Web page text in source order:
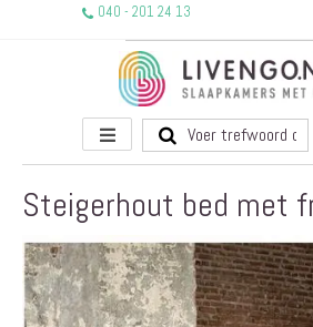
040 - 201 24 13
Toggle
Nav
Steigerhout bed met
Ga
naar
het
einde